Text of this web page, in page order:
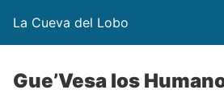
La Cueva del Lobo
Gue’Vesa los